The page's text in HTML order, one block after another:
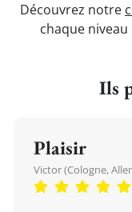
Découvrez notre
chaque
Ils
Plaisir
Victor (Cologne,